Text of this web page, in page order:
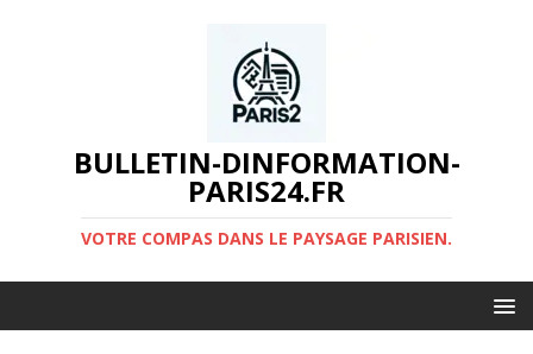
BULLETIN-DINFORMATION-
PARIS24.FR
VOTRE COMPAS DANS LE PAYSAGE PARISIEN.